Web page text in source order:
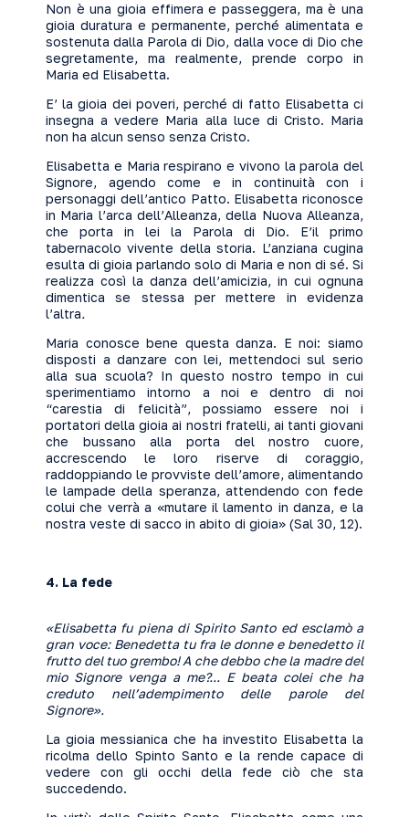
Non è una gioia effimera e passeggera, ma è una
gioia duratura e permanente, perché alimentata e
sostenuta dalla Parola di Dio, dalla voce di Dio che
segretamente, ma realmente, prende corpo in
Maria ed Elisabetta.
E’ la gioia dei poveri, perché di fatto Elisabetta ci
insegna a vedere Maria alla luce di Cristo. Maria
non ha alcun senso senza Cristo.
Elisabetta e Maria respirano e vivono la parola del
Signore, agendo come e in continuità con i
personaggi dell’antico Patto. Elisabetta riconosce
in Maria l’arca dell’Alleanza, della Nuova Alleanza,
che porta in lei la Parola di Dio. E’il primo
tabernacolo vivente della storia. L’anziana cugina
esulta di gioia parlando solo di Maria e non di sé. Si
realizza così la danza dell’amicizia, in cui ognuna
dimentica se stessa per mettere in evidenza
l’altra.
Maria conosce bene questa danza. E noi: siamo
disposti a danzare con lei, mettendoci sul serio
alla sua scuola? In questo nostro tempo in cui
sperimentiamo intorno a noi e dentro di noi
“carestia di felicità”, possiamo essere noi i
portatori della gioia ai nostri fratelli, ai tanti giovani
che bussano alla porta del nostro cuore,
accrescendo le loro riserve di coraggio,
raddoppiando le provviste dell’amore, alimentando
le lampade della speranza, attendendo con fede
colui che verrà a «mutare il lamento in danza, e la
nostra veste di sacco in abito di gioia» (Sal 30, 12).
4. La fede
«Elisabetta fu piena di Spirito Santo ed esclamò a
gran voce: Benedetta tu fra le donne e benedetto il
frutto del tuo grembo! A che debbo che la madre del
mio Signore venga a me?... E beata colei che ha
creduto nell’adempimento delle parole del
Signore».
La gioia messianica che ha investito Elisabetta la
ricolma dello Spinto Santo e la rende capace di
vedere con gli occhi della fede ciò che sta
succedendo.